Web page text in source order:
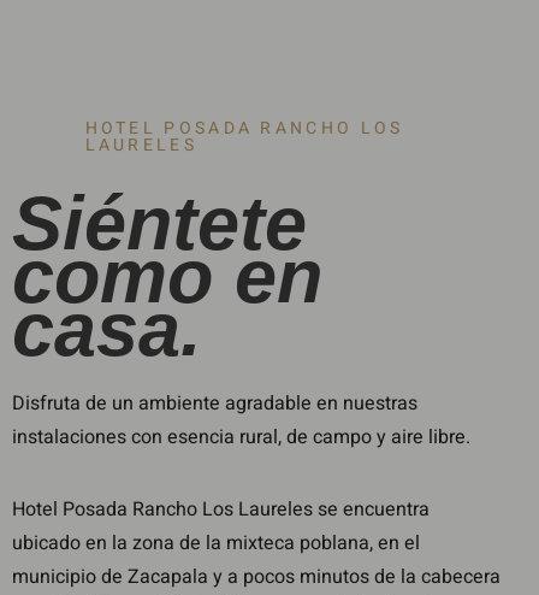
HOTEL POSADA RANCHO LOS
LAURELES
Siéntete
como en
casa.
Disfruta de un ambiente agradable en nuestras
instalaciones con esencia rural, de campo y aire libre.
Hotel Posada Rancho Los Laureles se encuentra
ubicado en la zona de la mixteca poblana, en el
municipio de Zacapala y a pocos minutos de la cabecera